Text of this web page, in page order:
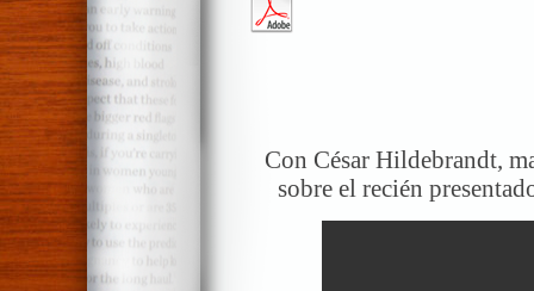
Con César Hildebrandt,
sobre el recién